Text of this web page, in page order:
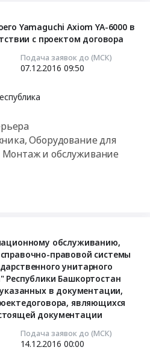
Yamaguchi Axiom YA-6000 в
с проектом договора
Подача заявок до (МСК)
07.12.2016 09:50
Оборудование для
Монтаж и обслуживание
обслуживанию,
правовой системы
унитарного
Республики Башкортостан
в документации,
являющихся
документации
Подача заявок до (МСК)
14.12.2016 00:00